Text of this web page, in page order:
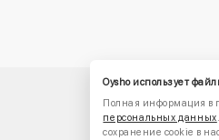
Oysho использует
Полная информация в
персональных данных
сохранение cookie в